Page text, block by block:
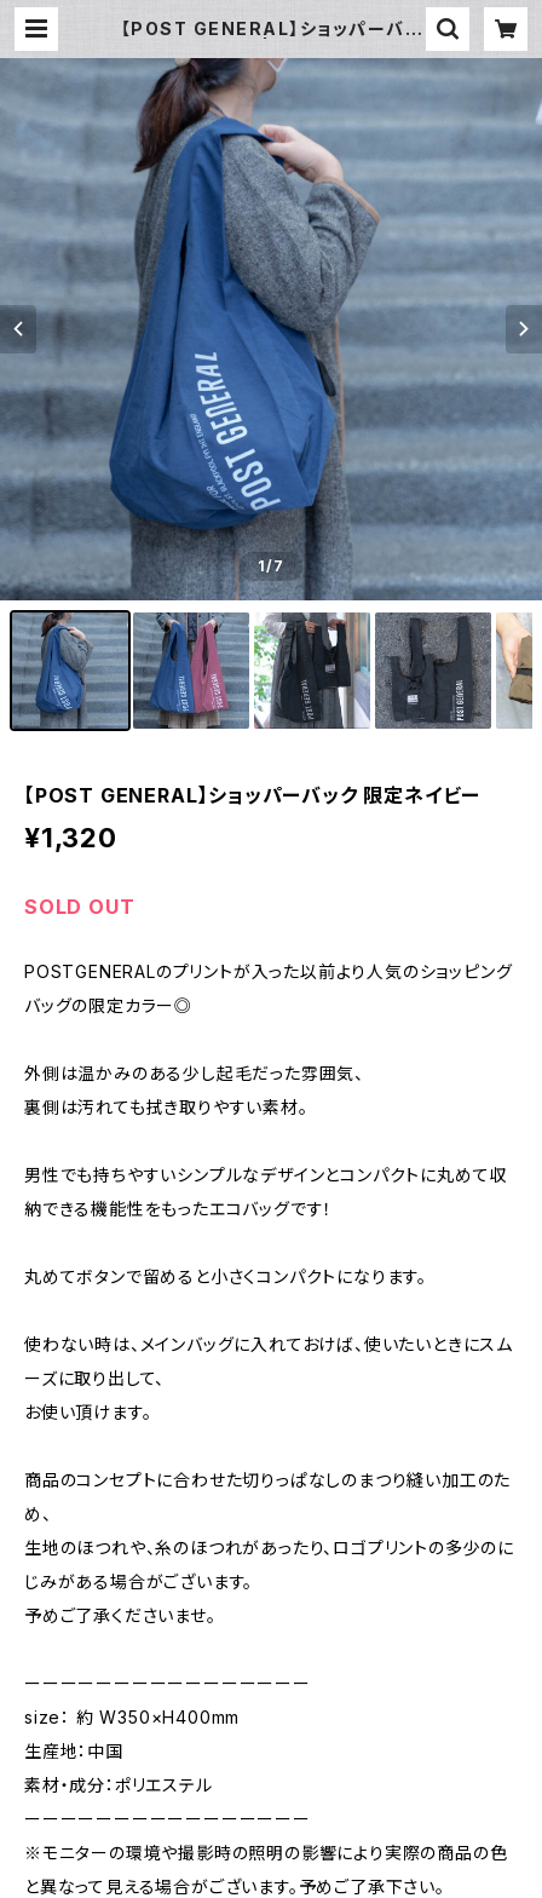
【POST GENERAL】ショッパーバッ
お店 Zoo
1/7
【POST GENERAL】ショッパーバック 限定ネイビー
¥1,320
SOLD OUT
POSTGENERALのプリントが入った以前より人気のショッピング
バッグの限定カラー◎
外側は温かみのある少し起毛だった雰囲気、
裏側は汚れても拭き取りやすい素材。
男性でも持ちやすいシンプルなデザインとコンパクトに丸めて収
納できる機能性をもったエコバッグです！
丸めてボタンで留めると小さくコンパクトになります。
使わない時は、メインバッグに入れておけば、使いたいときにスム
ーズに取り出して、
お使い頂けます。
商品のコンセプトに合わせた切りっぱなしのまつり縫い加工のた
め、
生地のほつれや、糸のほつれがあったり、ロゴプリントの多少のに
じみがある場合がございます。
予めご了承くださいませ。
ーーーーーーーーーーーーーーーー
size： 約 W350×H400mm
生産地：中国
素材・成分：ポリエステル
ーーーーーーーーーーーーーーーー
※モニターの環境や撮影時の照明の影響により実際の商品の色
と異なって見える場合がございます。予めご了承下さい。